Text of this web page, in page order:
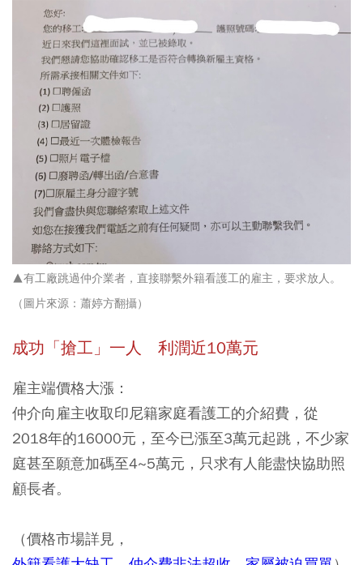
▲有工廠跳過仲介業者，直接聯繫外籍看護工的雇主，要求放人。
（圖片來源： 蕭婷方翻攝）
成功「搶工」一人 利潤近10萬元
雇主端價格大漲：
仲介向雇主收取印尼籍家庭看護工的介紹費，從
2018年的16000元，至今已漲至3萬元起跳，不少家
庭甚至願意加碼至4~5萬元，只求有人能盡快協助照
顧長者。
（價格市場詳見，